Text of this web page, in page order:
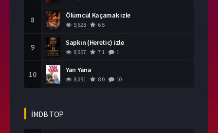
8 Ölümcül Kaçamak izle
9,628 6.5
9 Sapkın (Heretic) izle
8,967 7.1 1
10 Yan Yana
8,391 8.0 10
İMDB TOP